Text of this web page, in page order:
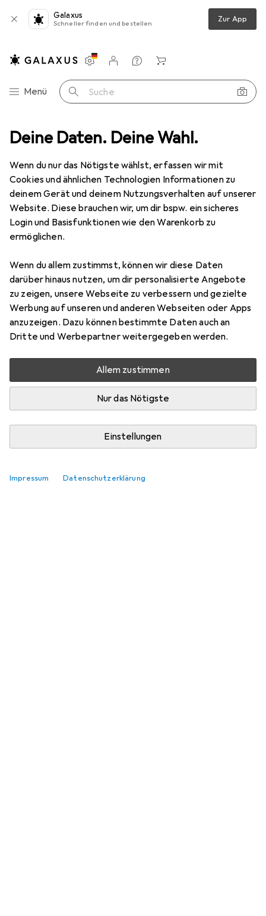
Deine Daten. Deine Wahl.
Wenn du nur das Nötigste wählst, erfassen wir mit
Cookies und ähnlichen Technologien Informationen zu
deinem Gerät und deinem Nutzungsverhalten auf unserer
Website. Diese brauchen wir, um dir bspw. ein sicheres
Login und Basisfunktionen wie den Warenkorb zu
ermöglichen.
Wenn du allem zustimmst, können wir diese Daten
darüber hinaus nutzen, um dir personalisierte Angebote
zu zeigen, unsere Webseite zu verbessern und gezielte
Werbung auf unseren und anderen Webseiten oder Apps
anzuzeigen. Dazu können bestimmte Daten auch an
Dritte und Werbepartner weitergegeben werden.
Allem zustimmen
Nur das Nötigste
Einstellungen
Impressum Datenschutzerklärung
Galaxus
Schneller finden und bestellen Zur App
Navigation nach Kategorien
Menü Suche
Einstellungen
Kundenkonto
Vergleichslisten
Merklisten
Warenkorb
Baumarkt + Garten Elektrobedarf
Verteilertechnik
EntdeckenForum
Diskussionen in Verteilertechnik
Diskussion starten
Die Galaxus Community freut sich auf deinen